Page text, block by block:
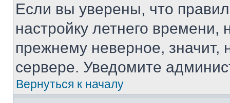
Если вы уверены, что
настройку летнего
прежнему неверное, значит,
сервере. Уведомите
Вернуться к началу